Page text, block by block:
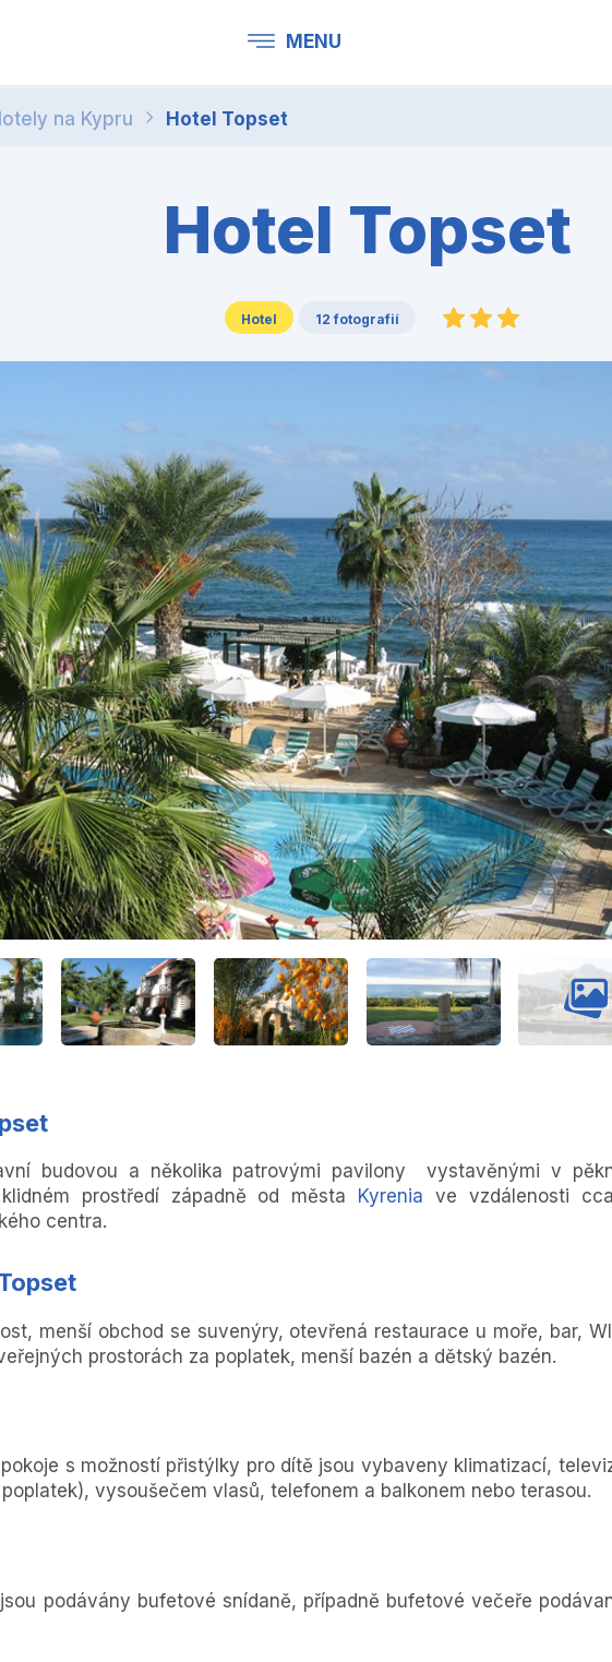
MENU
na Kypru Hotel Topset
Hotel Topset
Hotel 12 fotografií
budovou a několika patrovými pavilony vystavěnými v
prostředí západně od města Kyrenia ve vzdálenosti
centra.
menší obchod se suvenýry, otevřená restaurace u moře, bar,
prostorách za poplatek, menší bazén a dětský bazén.
s možností přistýlky pro dítě jsou vybaveny klimatizací,
vysoušečem vlasů, telefonem a balkonem nebo terasou.
podávány bufetové snídaně, případně bufetové večeře